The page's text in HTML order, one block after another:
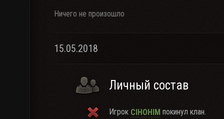
Ничего не произошло
15.05.2018
Личный состав
Игрок CIHOHIM покинул клан.